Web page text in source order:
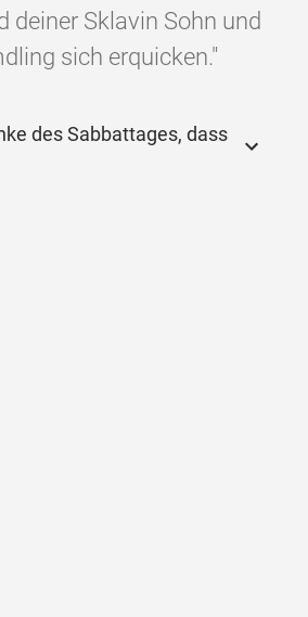
deiner Sklavin Sohn und
sich erquicken."
des Sabbattages, dass